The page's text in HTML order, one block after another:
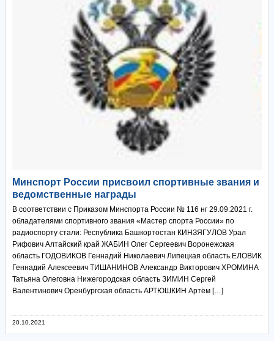
Минспорт России присвоил спортивные звания и
ведомственные награды
В соответствии с Приказом Минспорта России № 116 нг 29.09.2021 г.
обладателями спортивного звания «Мастер спорта России» по
радиоспорту стали: Республика Башкортостан КИНЗЯГУЛОВ Урал
Рифович Алтайский край ЖАБИН Олег Сергеевич Воронежская
область ГОДОВИКОВ Геннадий Николаевич Липецкая область ЕЛОВИК
Геннадий Алексеевич ТИШАНИНОВ Александр Викторович ХРОМИНА
Татьяна Олеговна Нижегородская область ЗИМИН Сергей
Валентинович Оренбургская область АРТЮШКИН Артём […]
20.10.2021